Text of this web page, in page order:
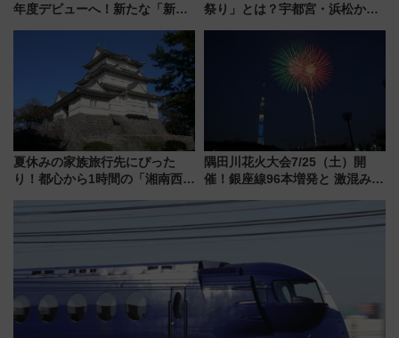
年度デビューへ！新たな「新幹
祭り」とは？宇都宮・浜松から
を食べ比べ【7月25日・26日開
夏休みの家族旅行先にぴった
り！都心から1時間の「湘南西エ
島とは異なる魅力を持つ今夏の
注目スポット
隅田川花火大会7/25（土）開
催！銀座線96本増発と 激混みの
アクセス攻略法、2万発の花火が
都心の夜に！